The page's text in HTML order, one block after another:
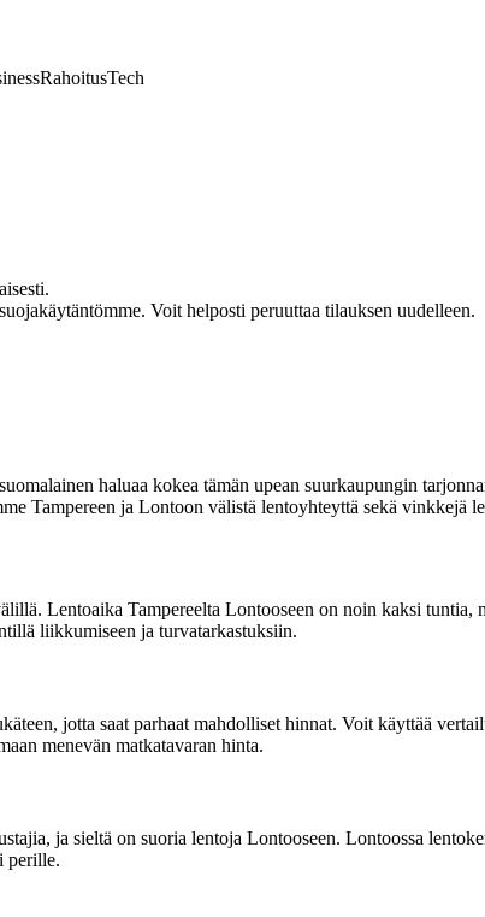
RahoitusTech
Voit helposti peruuttaa tilauksen uudelleen.
haluaa kokea tämän upean suurkaupungin
Tampereen ja Lontoon välistä lentoyhteyttä sekä vinkkejä
Lentoaika Tampereelta Lontooseen on noin kaksi tuntia,
liikkumiseen ja turvatarkastuksiin.
jotta saat parhaat mahdolliset hinnat. Voit käyttää
menevän matkatavaran hinta.
ja sieltä on suoria lentoja Lontooseen. Lontoossa
perille.